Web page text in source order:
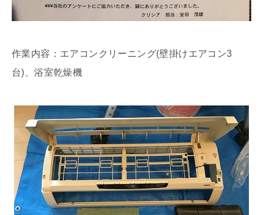
作業内容：エアコンクリーニング(壁掛けエアコン3
台)、浴室乾燥機